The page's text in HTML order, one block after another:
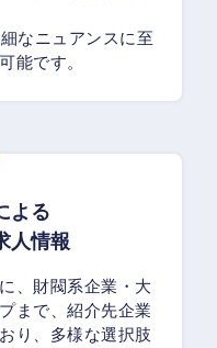
なニュアンスに至
能です。
よる
人情報
、財閥系企業・大
まで、紹介先企業
り、多様な選択肢